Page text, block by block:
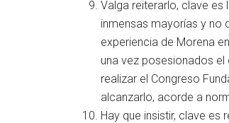
Valga reiterarlo, clave
inmensas mayorías y no
experiencia de Morena
una vez posesionados
realizar el Congreso
alcanzarlo, acorde a
Hay que insistir, clave es